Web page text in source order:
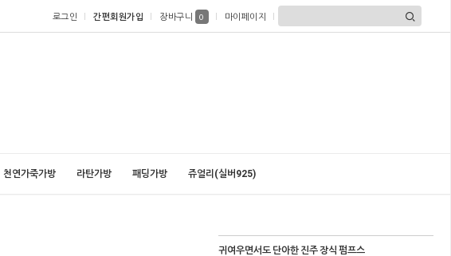
로그인 간편회원가입 장바구니 0 마이페이지
천연가죽가방 라탄가방 패딩가방 쥬얼리(실버925)
귀여우면서도 단아한 진주 장식 펌프스